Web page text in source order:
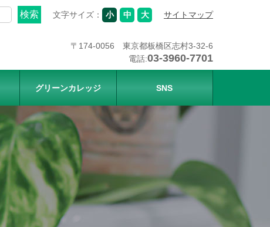
文字サイズ： 小 中 大 サイトマップ
〒174-0056 東京都板橋区志村3-32-6
電話:03-3960-7701
グリーンカレッジ SNS